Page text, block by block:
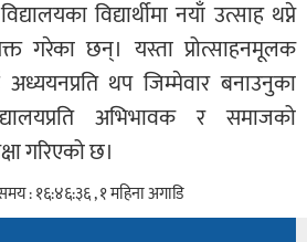
विद्यार्थीमा नयाँ उत्साह थप्ने
गरेका छन्। यस्ता प्रोत्साहनमूलक
अध्ययनप्रति थप जिम्मेवार बनाउनुका
अभिभावक र समाजको
गरिएको छ।
: १६:४६:३६ , १ महिना अगाडि